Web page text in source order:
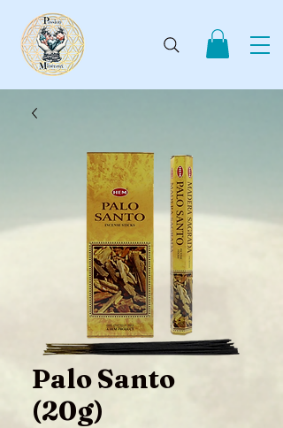
Palo Santo
(20g)